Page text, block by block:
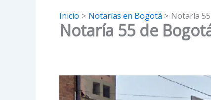
Inicio Notarías en Bogotá Notaría
Notaría 55 de